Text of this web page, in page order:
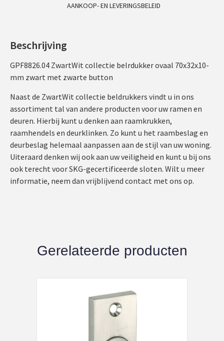
AANKOOP- EN LEVERINGSBELEID
Beschrijving
GPF8826.04 ZwartWit collectie belrdukker ovaal 70x32x10-
mm zwart met zwarte button
Naast de ZwartWit collectie beldrukkers vindt u in ons
assortiment tal van andere producten voor uw ramen en
deuren. Hierbij kunt u denken aan raamkrukken,
raamhendels en deurklinken. Zo kunt u het raambeslag en
deurbeslag helemaal aanpassen aan de stijl van uw woning.
Uiteraard denken wij ook aan uw veiligheid en kunt u bij ons
ook terecht voor SKG-gecertificeerde sloten. Wilt u meer
informatie, neem dan vrijblijvend contact met ons op.
Gerelateerde producten